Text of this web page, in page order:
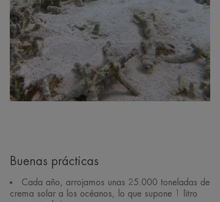
Buenas prácticas
Cada año, arrojamos unas 25.000 toneladas de
crema solar a los océanos, lo que supone 1 litro